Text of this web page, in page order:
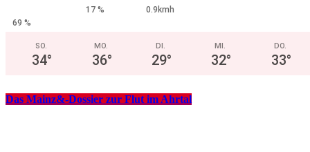
17 %
0.9kmh
69 %
SO.
34°
MO.
36°
DI.
29°
MI.
32°
DO.
33°
Das Mainz&-Dossier zur Flut im Ahrtal